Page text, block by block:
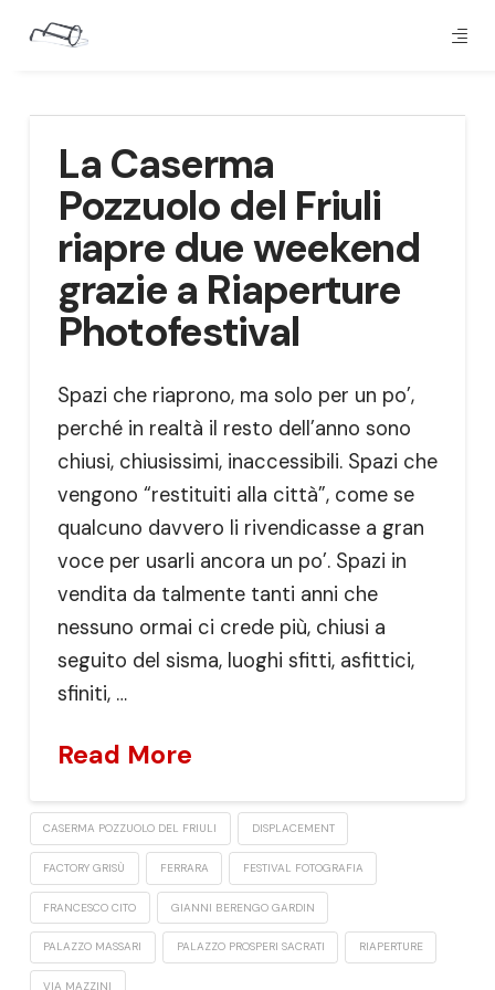
La Caserma
Pozzuolo del Friuli
riapre due weekend
grazie a Riaperture
Photofestival
Spazi che riaprono, ma solo per un po’,
perché in realtà il resto dell’anno sono
chiusi, chiusissimi, inaccessibili. Spazi che
vengono “restituiti alla città”, come se
qualcuno davvero li rivendicasse a gran
voce per usarli ancora un po’. Spazi in
vendita da talmente tanti anni che
nessuno ormai ci crede più, chiusi a
seguito del sisma, luoghi sfitti, asfittici,
sfiniti, …
Read More
CASERMA POZZUOLO DEL FRIULI DISPLACEMENT
FACTORY GRISÙ FERRARA FESTIVAL FOTOGRAFIA
FRANCESCO CITO GIANNI BERENGO GARDIN
PALAZZO MASSARI PALAZZO PROSPERI SACRATI RIAPERTURE
VIA MAZZINI